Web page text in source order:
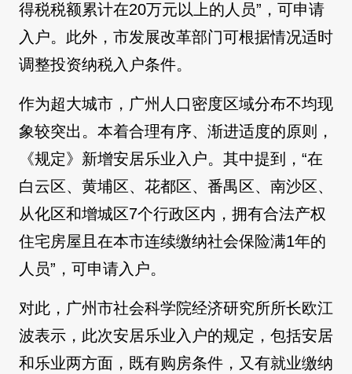
得税税额累计在20万元以上的人员”，可申请
入户。此外，市发展改革部门可根据情况适时
调整投资纳税入户条件。
作为超大城市，广州人口密度区域分布不均现
象较突出。本着合理有序、渐进适度的原则，
《规定》新增安居乐业入户。其中提到，“在
白云区、黄埔区、花都区、番禺区、南沙区、
从化区和增城区7个行政区内，拥有合法产权
住宅房屋且在本市连续缴纳社会保险满1年的
人员”，可申请入户。
对此，广州市社会科学院经济研究所所长欧江
波表示，此次安居乐业入户的规定，包括安居
和乐业两方面，既有购房条件，又有就业缴纳